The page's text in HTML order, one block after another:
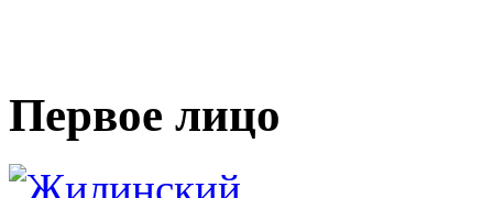
Первое лицо